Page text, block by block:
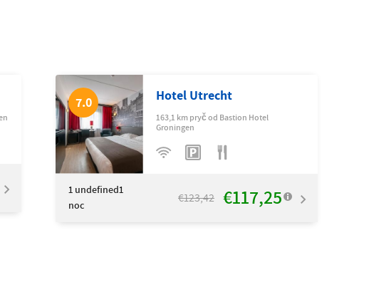
7.0 Hotel Utrecht
163,1 km pryč od Bastion Hotel
Groningen
1 undefined1
noc
€123,42 €117,25